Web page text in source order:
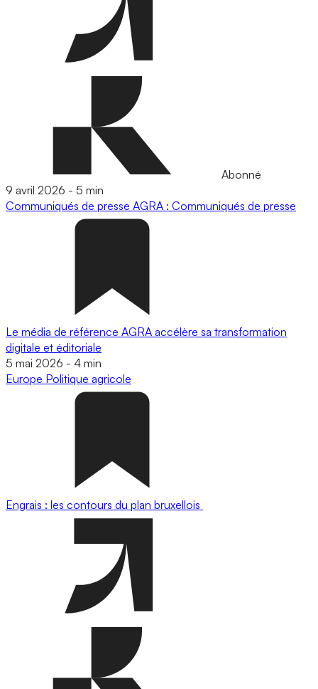
Abonné
9 avril 2026 - 5 min
Communiqués de presse AGRA : Communiqués de presse
Le média de référence AGRA accélère sa transformation
digitale et éditoriale
5 mai 2026 - 4 min
Europe Politique agricole
Engrais : les contours du plan bruxellois